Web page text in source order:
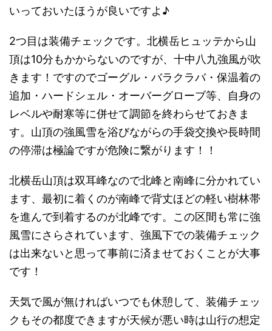
いっておいたほうが良いですよ♪
2つ目は装備チェックです。北横岳ヒュッテから山
頂は10分もかからないのですが、十中八九強風が吹
きます！ですのでゴーグル・バラクラバ・保温着の
追加・ハードシェル・オーバーグローブ等、自身の
レベルや耐寒等に併せて調節を終わらせておきま
す。山頂の強風雪を浴びながらの手袋交換や長時間
の停滞は極論ですが危険に繋がります！！
北横岳山頂は双耳峰なので北峰と南峰に分かれてい
ます、最初に着くのが南峰で背丈ほどの軽い樹林帯
を進んで到着するのが北峰です。この区間も常に強
風雪にさらされています、強風下での装備チェック
は出来ないと思って事前に済ませておくことが大事
です！
天気で風が無ければいつでも休憩して、装備チェッ
クもその都度できますが天候が悪い時は山行の想定